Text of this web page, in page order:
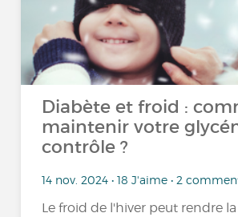
Diabète et froid :
maintenir votre
contrôle ?
14 nov. 2024 • 18 J'aime • 2
Le froid de l'hiver peut rendre